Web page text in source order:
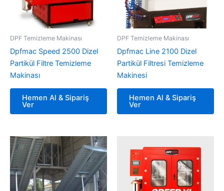
DPF Temizleme Makinası
Dpfmac Speed 2500 Dizel
Partikül Filtre Temizleme
Makinası
Hemen Al & Sipariş
Ver
DPF Temizleme Makinası
Dpfmac Line 2100 Dizel
Partikül Filtresi Temizleme
Makinesi
Hemen Al & Sipariş
Ver